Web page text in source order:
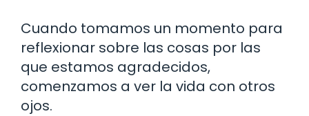
Cuando tomamos un momento para
reflexionar sobre las cosas por las
que estamos agradecidos,
comenzamos a ver la vida con otros
ojos.